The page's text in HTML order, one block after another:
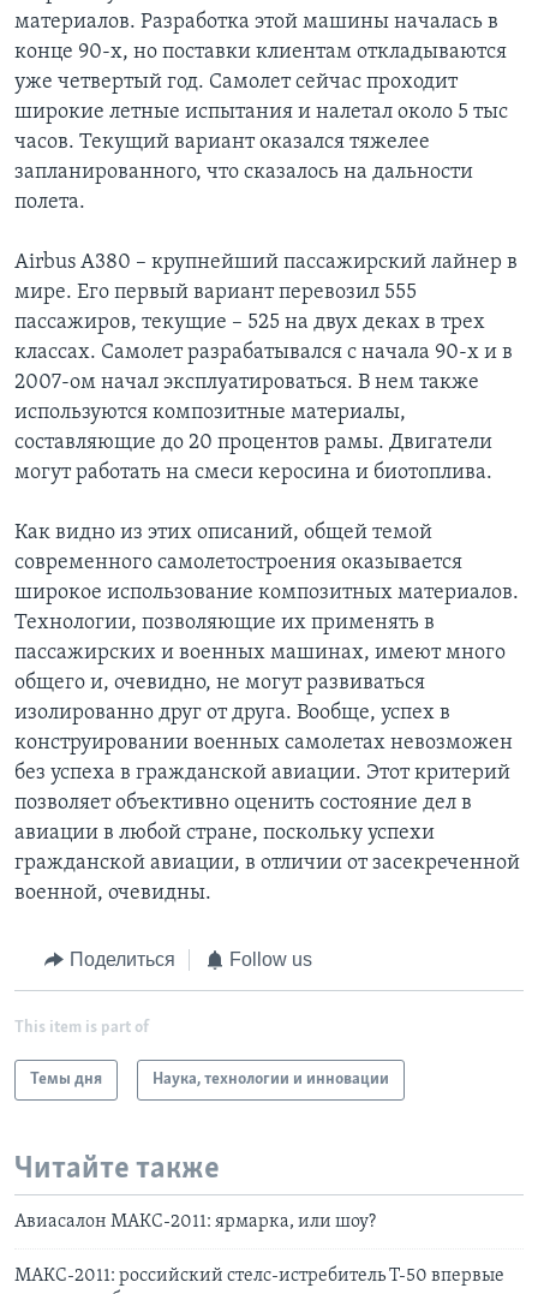
материалов. Разработка этой машины началась в
конце 90-х, но поставки клиентам откладываются
уже четвертый год. Самолет сейчас проходит
широкие летные испытания и налетал около 5 тыс
часов. Текущий вариант оказался тяжелее
запланированного, что сказалось на дальности
полета.
Airbus A380 – крупнейший пассажирский лайнер в
мире. Его первый вариант перевозил 555
пассажиров, текущие – 525 на двух деках в трех
классах. Самолет разрабатывался с начала 90-х и в
2007-ом начал эксплуатироваться. В нем также
используются композитные материалы,
составляющие до 20 процентов рамы. Двигатели
могут работать на смеси керосина и биотоплива.
Как видно из этих описаний, общей темой
современного самолетостроения оказывается
широкое использование композитных материалов.
Технологии, позволяющие их применять в
пассажирских и военных машинах, имеют много
общего и, очевидно, не могут развиваться
изолированно друг от друга. Вообще, успех в
конструировании военных самолетах невозможен
без успеха в гражданской авиации. Этот критерий
позволяет объективно оценить состояние дел в
авиации в любой стране, поскольку успехи
гражданской авиации, в отличии от засекреченной
военной, очевидны.
Поделиться Follow us
This item is part of
Темы дня Наука, технологии и инновации
Читайте также
Авиасалон МАКС-2011: ярмарка, или шоу?
МАКС-2011: российский стелс-истребитель Т-50 впервые